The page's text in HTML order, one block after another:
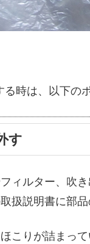
時は、以下の
す
ィルター、吹
扱説明書に部
こりが詰まっ